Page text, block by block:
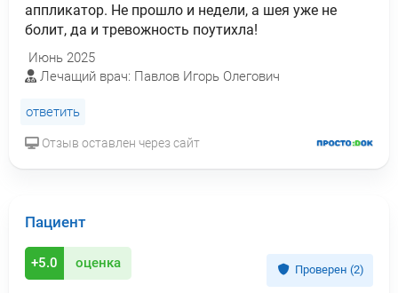
аппликатор. Не прошло и недели, а шея уже не
болит, да и тревожность поутихла!
Июнь 2025
Лечащий врач: Павлов Игорь Олегович
ответить
Отзыв оставлен через сайт
Пациент
+5.0 оценка Проверен (2)